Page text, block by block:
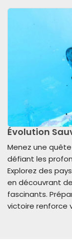
Évolution
Menez une
défiant les
Explorez des
en découvrant
fascinants.
victoire renforce